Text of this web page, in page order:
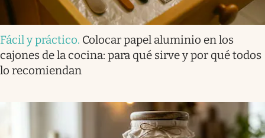
Fácil y práctico. Colocar papel aluminio en los
cajones de la cocina: para qué sirve y por qué todos
lo recomiendan